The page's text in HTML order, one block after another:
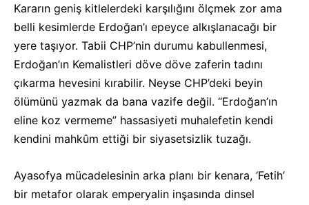
Kararın geniş kitlelerdeki karşılığını ölçmek zor ama
belli kesimlerde Erdoğan’ı epeyce alkışlanacağı bir
yere taşıyor. Tabii CHP’nin durumu kabullenmesi,
Erdoğan’ın Kemalistleri döve döve zaferin tadını
çıkarma hevesini kırabilir. Neyse CHP’deki beyin
ölümünü yazmak da bana vazife değil. “Erdoğan’ın
eline koz vermeme” hassasiyeti muhalefetin kendi
kendini mahkûm ettiği bir siyasetsizlik tuzağı.
Ayasofya mücadelesinin arka planı bir kenara, ‘Fetih’
bir metafor olarak emperyalin inşasında dinsel